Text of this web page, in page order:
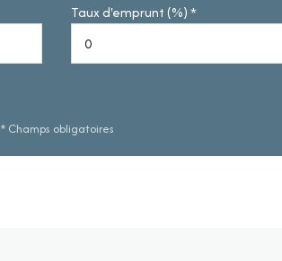
Taux d'emprunt (%) *
* Champs obligatoires